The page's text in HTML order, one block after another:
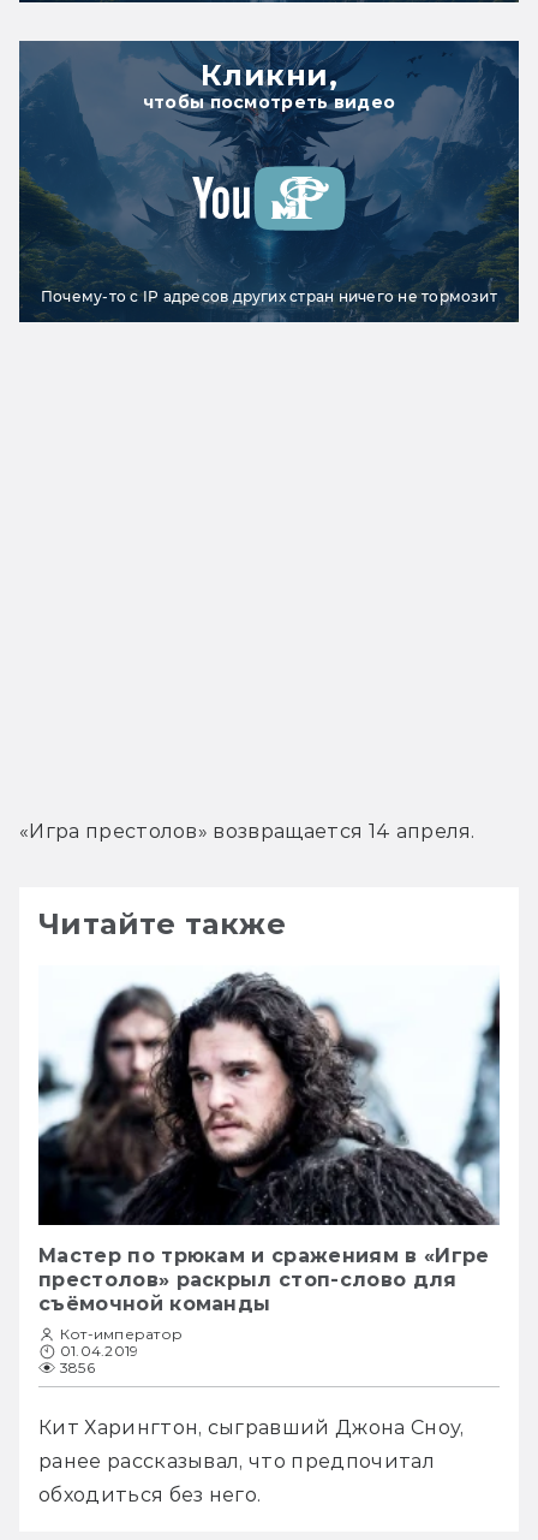
Кликни,
чтобы посмотреть видео
Почему-то с IP адресов других стран ничего не тормозит
«Игра престолов» возвращается 14 апреля.
Читайте также
Мастер по трюкам и сражениям в «Игре
престолов» раскрыл стоп-слово для
съёмочной команды
Кот-император
01.04.2019
3856
Кит Харингтон, сыгравший Джона Сноу,
ранее рассказывал, что предпочитал
обходиться без него.